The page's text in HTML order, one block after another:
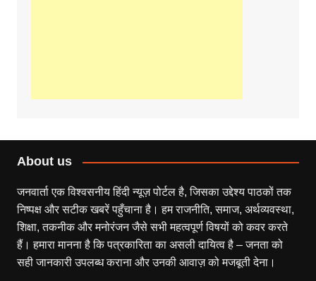
About us
जनवार्ता एक विश्वसनीय हिंदी न्यूज़ पोर्टल है, जिसका उद्देश्य पाठकों तक
निष्पक्ष और सटीक खबरें पहुँचाना है। हम राजनीति, समाज, अर्थव्यवस्था,
शिक्षा, तकनीक और मनोरंजन जैसे सभी महत्वपूर्ण विषयों को कवर करते
हैं। हमारा मानना है कि पत्रकारिता का असली दायित्व है – जनता को
सही जानकारी उपलब्ध कराना और उनकी आवाज़ को मजबूती देना।